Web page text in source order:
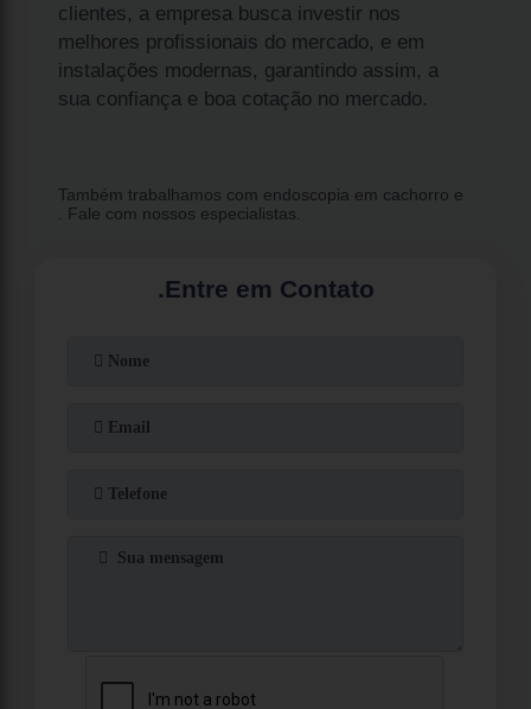
clientes, a empresa busca investir nos
melhores profissionais do mercado, e em
instalações modernas, garantindo assim, a
sua confiança e boa cotação no mercado.
Também trabalhamos com endoscopia em cachorro e
. Fale com nossos especialistas.
.Entre em Contato